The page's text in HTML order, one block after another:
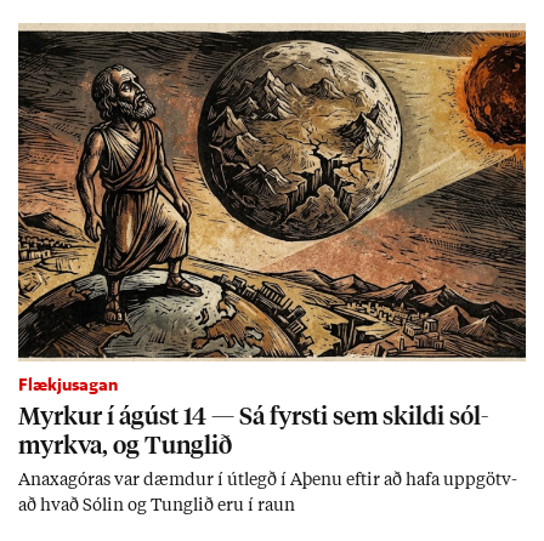
Flækjusagan
Myrk­ur í ág­úst 14 — Sá fyrsti sem skildi sól­
myrkva, og Tungl­ið
An­axagór­as var dæmd­ur í út­legð í Aþenu eft­ir að hafa upp­götv­
að hvað Sól­in og Tungl­ið eru í raun